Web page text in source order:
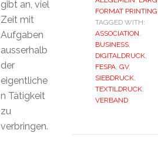
FORMAT PRINTING
TAGGED WITH:
ASSOCIATION,
BUSINESS,
DIGITALDRUCK,
FESPA, GV,
SIEBDRUCK,
TEXTILDRUCK,
VERBAND
gibt an, viel
Zeit mit
Aufgaben
ausserhalb
der
eigentliche
n Tätigkeit
zu
verbringen.